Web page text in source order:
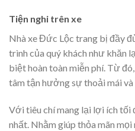
Tiện nghi trên xe
Nhà xe Đức Lộc trang bị đầy
trình của quý khách như khăn
biệt hoàn toàn miễn phí. Từ
tâm tận hưởng sự thoải mái
Với tiêu chí mang lại lợi ích
nhất. Nhằm giúp thỏa mãn